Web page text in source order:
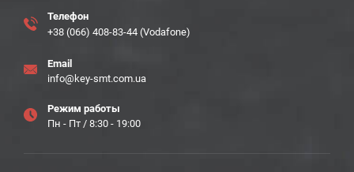
Телефон
+38 (066) 408-83-44 (Vodafone)
Email
info@key-smt.com.ua
Режим работы
Пн - Пт / 8:30 - 19:00